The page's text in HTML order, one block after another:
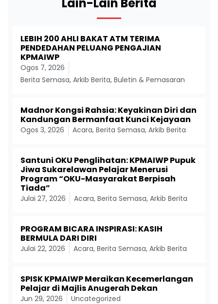
LEBIH 200 AHLI BAKAT ATM TERIMA
PENDEDAHAN PELUANG PENGAJIAN
KPMAIWP
Ogos 7, 2026
Berita Semasa, Arkib Berita, Buletin & Pemasaran
Madnor Kongsi Rahsia: Keyakinan Diri dan
Kandungan Bermanfaat Kunci Kejayaan
Ogos 3, 2026 Acara, Berita Semasa, Arkib Berita
Santuni OKU Penglihatan: KPMAIWP Pupuk
Jiwa Sukarelawan Pelajar Menerusi
Program “OKU-Masyarakat Berpisah
Tiada”
Julai 27, 2026 Acara, Berita Semasa, Arkib Berita
PROGRAM BICARA INSPIRASI: KASIH
BERMULA DARI DIRI
Julai 22, 2026 Acara, Berita Semasa, Arkib Berita
SPISK KPMAIWP Meraikan Kecemerlangan
Pelajar di Majlis Anugerah Dekan
Jun 29, 2026 Uncategorized